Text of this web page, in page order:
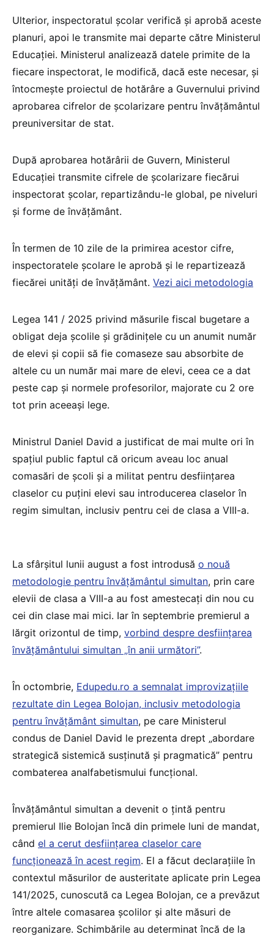
Ulterior, inspectoratul școlar verifică și aprobă aceste
planuri, apoi le transmite mai departe către Ministerul
Educației. Ministerul analizează datele primite de la
fiecare inspectorat, le modifică, dacă este necesar, și
întocmește proiectul de hotărâre a Guvernului privind
aprobarea cifrelor de școlarizare pentru învățământul
preuniversitar de stat.
După aprobarea hotărârii de Guvern, Ministerul
Educației transmite cifrele de școlarizare fiecărui
inspectorat școlar, repartizându-le global, pe niveluri
și forme de învățământ.
În termen de 10 zile de la primirea acestor cifre,
inspectoratele școlare le aprobă și le repartizează
fiecărei unități de învățământ. Vezi aici metodologia
Legea 141 / 2025 privind măsurile fiscal bugetare a
obligat deja școlile și grădinițele cu un anumit număr
de elevi și copii să fie comaseze sau absorbite de
altele cu un număr mai mare de elevi, ceea ce a dat
peste cap și normele profesorilor, majorate cu 2 ore
tot prin aceeași lege.
Ministrul Daniel David a justificat de mai multe ori în
spațiul public faptul că oricum aveau loc anual
comasări de școli și a militat pentru desființarea
claselor cu puțini elevi sau introducerea claselor în
regim simultan, inclusiv pentru cei de clasa a VIII-a.
La sfârșitul lunii august a fost introdusă o nouă
metodologie pentru învățământul simultan, prin care
elevii de clasa a VIII-a au fost amestecați din nou cu
cei din clase mai mici. Iar în septembrie premierul a
lărgit orizontul de timp, vorbind despre desființarea
învățământului simultan „în anii următori”.
În octombrie, Edupedu.ro a semnalat improvizațiile
rezultate din Legea Bolojan, inclusiv metodologia
pentru învățământ simultan, pe care Ministerul
condus de Daniel David le prezenta drept „abordare
strategică sistemică susținută și pragmatică” pentru
combaterea analfabetismului funcțional.
Învățământul simultan a devenit o țintă pentru
premierul Ilie Bolojan încă din primele luni de mandat,
când el a cerut desființarea claselor care
funcționează în acest regim. El a făcut declarațiile în
contextul măsurilor de austeritate aplicate prin Legea
141/2025, cunoscută ca Legea Bolojan, ce a prevăzut
între altele comasarea școlilor și alte măsuri de
reorganizare. Schimbările au determinat încă de la